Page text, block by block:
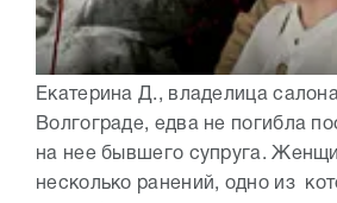
Екатерина Д., владелица
Волгограде, едва не погибла
на нее бывшего супруга.
несколько ранений, одно из